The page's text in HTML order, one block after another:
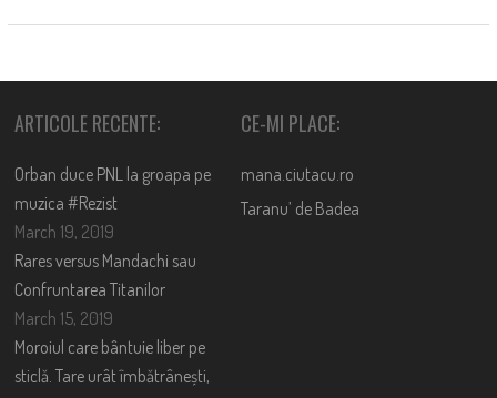
ARTICOLE RECENTE:
Orban duce PNL la groapa pe
muzica #Rezist
March 19, 2019
Rares versus Mandachi sau
Confruntarea Titanilor
March 15, 2019
Moroiul care bântuie liber pe
sticlă. Tare urât îmbătrânești,
CE-MI PLACE:
mana.ciutacu.ro
Taranu’ de Badea